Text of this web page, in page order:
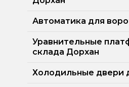
Автоматика для
Уравнительные
склада Дорхан
Холодильные двери